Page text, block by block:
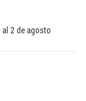
al 2 de agosto